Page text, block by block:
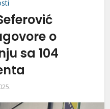
o
sa 104